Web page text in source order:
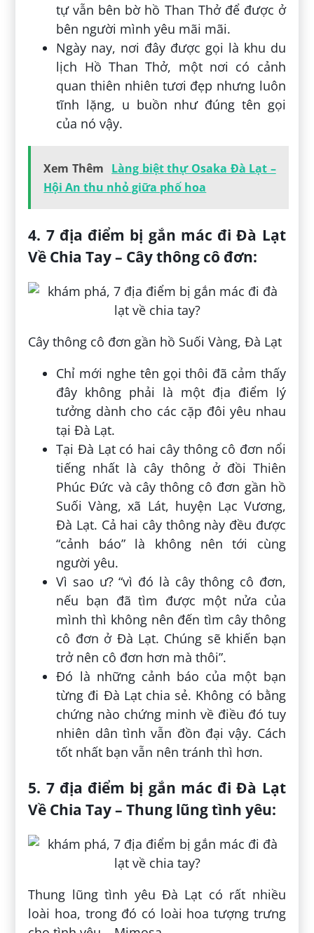
tự vẫn bên bờ hồ Than Thở để được ở
bên người mình yêu mãi mãi.
Ngày nay, nơi đây được gọi là khu du
lịch Hồ Than Thở, một nơi có cảnh
quan thiên nhiên tươi đẹp nhưng luôn
tĩnh lặng, u buồn như đúng tên gọi
của nó vậy.
Xem Thêm Làng biệt thự Osaka Đà Lạt –
Hội An thu nhỏ giữa phố hoa
4. 7 địa điểm bị gắn mác đi Đà Lạt
Về Chia Tay – Cây thông cô đơn:
Cây thông cô đơn gần hồ Suối Vàng, Đà Lạt
Chỉ mới nghe tên gọi thôi đã cảm thấy
đây không phải là một địa điểm lý
tưởng dành cho các cặp đôi yêu nhau
tại Đà Lạt.
Tại Đà Lạt có hai cây thông cô đơn nổi
tiếng nhất là cây thông ở đồi Thiên
Phúc Đức và cây thông cô đơn gần hồ
Suối Vàng, xã Lát, huyện Lạc Vương,
Đà Lạt. Cả hai cây thông này đều được
“cảnh báo” là không nên tới cùng
người yêu.
Vì sao ư? “vì đó là cây thông cô đơn,
nếu bạn đã tìm được một nửa của
mình thì không nên đến tìm cây thông
cô đơn ở Đà Lạt. Chúng sẽ khiến bạn
trở nên cô đơn hơn mà thôi”.
Đó là những cảnh báo của một bạn
từng đi Đà Lạt chia sẻ. Không có bằng
chứng nào chứng minh về điều đó tuy
nhiên dân tình vẫn đồn đại vậy. Cách
tốt nhất bạn vẫn nên tránh thì hơn.
5. 7 địa điểm bị gắn mác đi Đà Lạt
Về Chia Tay –Thung lũng tình yêu:
Thung lũng tình yêu Đà Lạt có rất nhiều
loài hoa, trong đó có loài hoa tượng trưng